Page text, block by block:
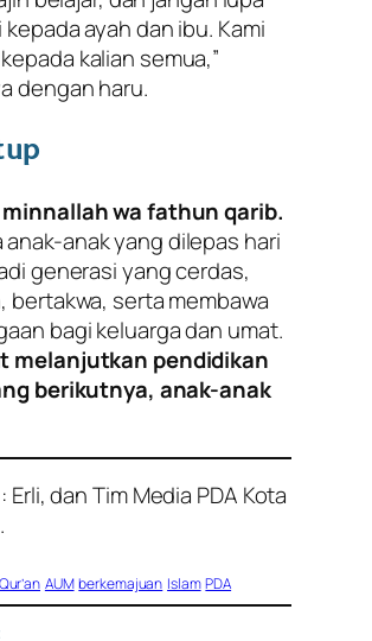
ayah dan ibu. Kami
kalian semua,”
dengan haru.
wa fathun qarib.
anak-anak yang dilepas hari
generasi yang cerdas,
bertakwa, serta membawa
bagi keluarga dan umat.
melanjutkan pendidikan
berikutnya, anak-anak
: Erli, dan Tim Media PDA Kota
AUM berkemajuan Islam PDA